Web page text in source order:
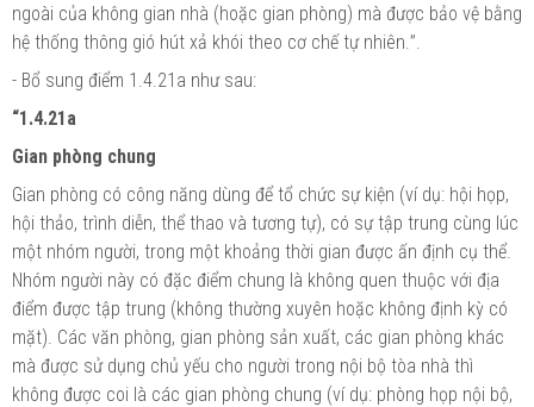
ngoài của không gian nhà (hoặc gian phòng) mà được bảo vệ bằng
hệ thống thông gió hút xả khói theo cơ chế tự nhiên. ”
- Bổ sung điểm 1.4.21a như sau:
“1.4.21a
Gian phòng chung
Gian phòng có công năng dùng đểtổ chức sự kiện (ví dụ: hội họp,
hội thảo, trình diễn, thể thao và tương tự), có sự tập trung cùng lúc
một nhóm người, trong một khoảng thời gian được ấn định cụ thể.
Nhóm người này có đặc điểm chung là không quen thuộc với địa
điểm được tập trung (không thường xuyên hoặc không định kỳ có
mặt). Các văn phòng, gian phòng sản xuất, các gian phòng khác
mà được sử dụng chủ yếu cho người trong nội bộ tòa nhà thì
không được coi là các gian phòng chung (ví dụ: phòng họp nội bộ,